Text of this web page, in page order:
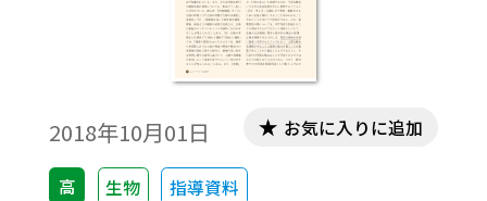
2018年10月01日
高 生物 指導資料
お気に入りに追加